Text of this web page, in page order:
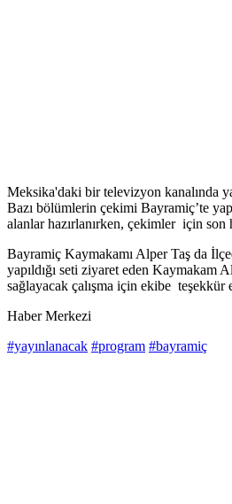
Meksika'daki bir televizyon kanalında
Bazı bölümlerin çekimi Bayramiç’te
alanlar hazırlanırken, çekimler için son
Bayramiç Kaymakamı Alper Taş da
yapıldığı seti ziyaret eden Kaymakam
sağlayacak çalışma için ekibe teşekkür
Haber Merkezi
#yayınlanacak #program #bayramiç